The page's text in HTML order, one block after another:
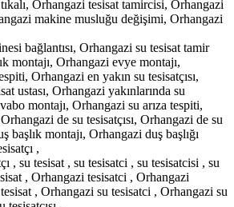
Orhangazi tesisat tamircisi, Orhangazi
makine musluğu değişimi, Orhangazi
bağlantısı, Orhangazi su tesisat tamir
montajı, Orhangazi evye montajı,
Orhangazi en yakın su tesisatçısı,
ustası, Orhangazi yakınlarında su
montajı, Orhangazi su arıza tespiti,
de su tesisatçısı, Orhangazi de su
başlık montajı, Orhangazi duş başlığı
,
, su tesisat , su tesisatci , su tesisatcisi , su
, Orhangazi tesisatci , Orhangazi
, Orhangazi su tesisatci , Orhangazi su